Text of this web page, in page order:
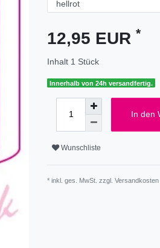
12,95 EUR *
Inhalt 1 Stück
Innerhalb von 24h versandfertig.
In den
Wunschliste
* inkl. ges. MwSt. zzgl. Versandkosten